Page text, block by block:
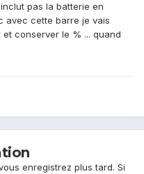
pas la batterie en
avec cette barre je vais
conserver le % ... quand
enregistrez plus tard. Si